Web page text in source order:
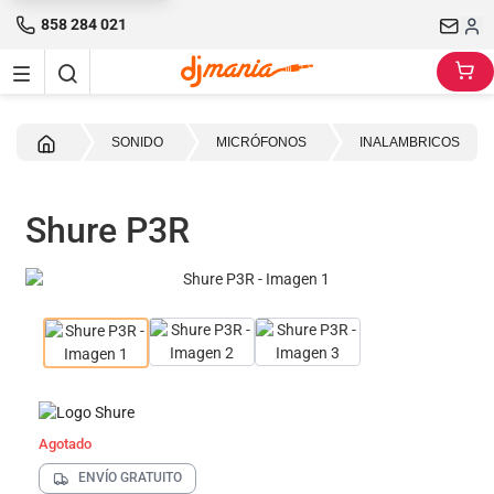
858 284 021
SONIDO MICRÓFONOS INALAMBRICOS
Shure P3R
Agotado
ENVÍO GRATUITO